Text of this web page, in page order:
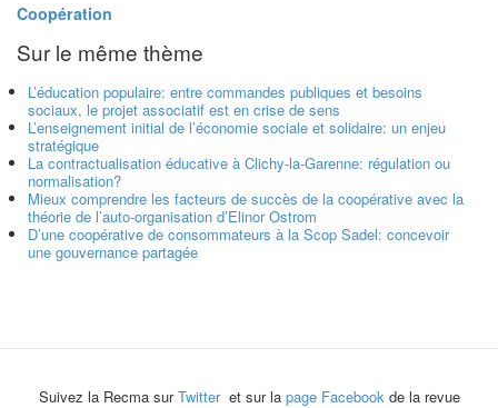
Coopération
Sur le même thème
L’éducation populaire: entre commandes publiques et besoins
sociaux, le projet associatif est en crise de sens
L’enseignement initial de l’économie sociale et solidaire: un enjeu
stratégique
La contractualisation éducative à Clichy-la-Garenne: régulation ou
normalisation?
Mieux comprendre les facteurs de succès de la coopérative avec la
théorie de l’auto-organisation d’Elinor Ostrom
D’une coopérative de consommateurs à la Scop Sadel: concevoir
une gouvernance partagée
Suivez la Recma surTwitter et sur la page Facebookde la revue